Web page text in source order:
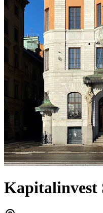
Kapitalinvest